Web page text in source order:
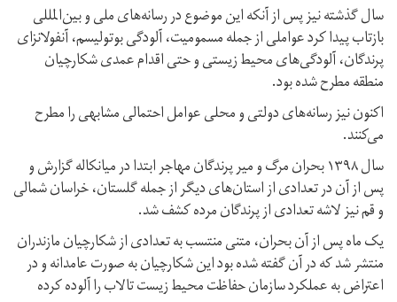
سال گذشته نیز پس از آنکه این موضوع در رسانه‌های ملی و بین‌المللی
بازتاب پیدا کرد عواملی از جمله مسمومیت، آلودگی بوتولیسم، آنفولانزای
پرندگان، آلودگی‌های محیط زیستی و حتی اقدام عمدی شکارچیان
منطقه مطرح شده بود.
اکنون نیز رسانه‌های دولتی و محلی عوامل احتمالی مشابهی را مطرح
می‌کنند.
سال ۱۳۹۸ بحران مرگ و میر پرندگان مهاجر ابتدا در میانکاله گزارش و
پس از آن در تعدادی از استان‌های دیگر از جمله گلستان،‌ خراسان شمالی
و قم نیز لاشه تعدادی از پرندگان مرده کشف شد.
یک ماه پس از آن بحران،‌ متنی منتسب به تعدادی از شکارچیان مازندران
منتشر شد که در آن گفته شده بود این شکارچیان به صورت عامدانه و در
اعتراض به عملکرد سازمان حفاظت محیط زیست تالاب را آلوده کرده‌